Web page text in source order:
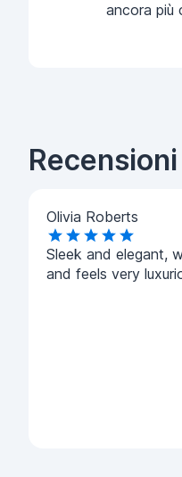
ancora più
Olivia Roberts
Sleek and elegant,
and feels very